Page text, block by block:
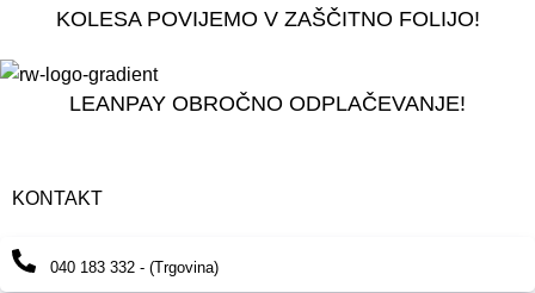
KOLESA POVIJEMO V ZAŠČITNO FOLIJO!
LEANPAY OBROČNO ODPLAČEVANJE!
KONTAKT
040 183 332 - (Trgovina)